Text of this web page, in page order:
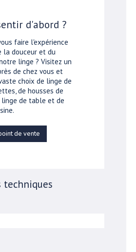
d'abord ?
faire l'expérience
la douceur et du
linge ? Visitez un
de chez vous et
choix de linge de
de housses de
de table et de
de vente
techniques